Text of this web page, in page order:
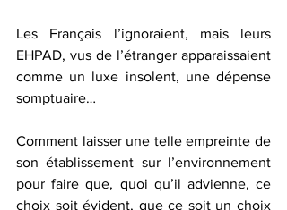
Les Français l’ignoraient, mais leurs
EHPAD, vus de l’étranger apparaissaient
comme un luxe insolent, une dépense
somptuaire…
Comment laisser une telle empreinte de
son établissement sur l’environnement
pour faire que, quoi qu’il advienne, ce
choix soit évident, que ce soit un choix